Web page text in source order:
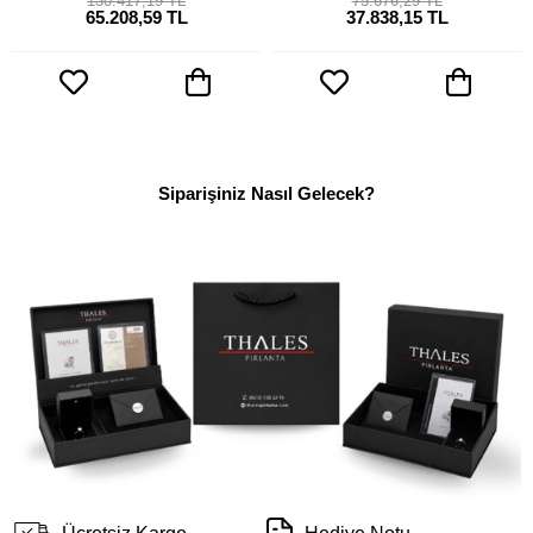
65.208,59 TL 37.838,15 TL
Siparişiniz Nasıl Gelecek?